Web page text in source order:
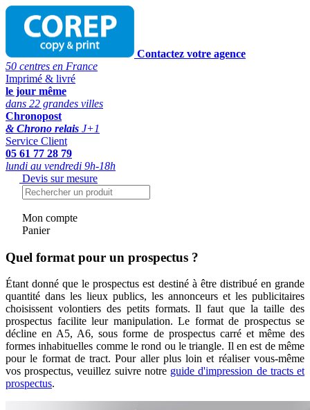
Contactez votre agence
50 centres en France
Imprimé & livré
le jour même
dans 22 grandes villes
Chronopost
& Chrono relais J+1
Service Client
05 61 77 28 79
lundi au vendredi 9h-18h
Devis sur mesure
Mon compte
Panier
Quel format pour un prospectus ?
Étant donné que le prospectus est destiné à être distribué en grande
quantité dans les lieux publics, les annonceurs et les publicitaires
choisissent volontiers des petits formats. Il faut que la taille des
prospectus facilite leur manipulation. Le format de prospectus se
décline en A5, A6, sous forme de prospectus carré et même des
formes inhabituelles comme le rond ou le triangle. Il en est de même
pour le format de tract. Pour aller plus loin et réaliser vous-même
vos prospectus, veuillez suivre notre guide d'impression de tracts et
prospectus.